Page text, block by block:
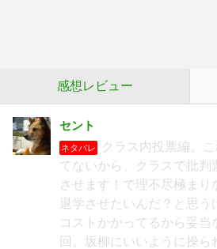
感想レビュー
セント
ネタバレ
クラス内投票編。
てないから、クラスで批判
させます！で理不尽極まり
退学させたいんだ？と思う
コストかかってるから妥当
回。坂柳にいいように操ら